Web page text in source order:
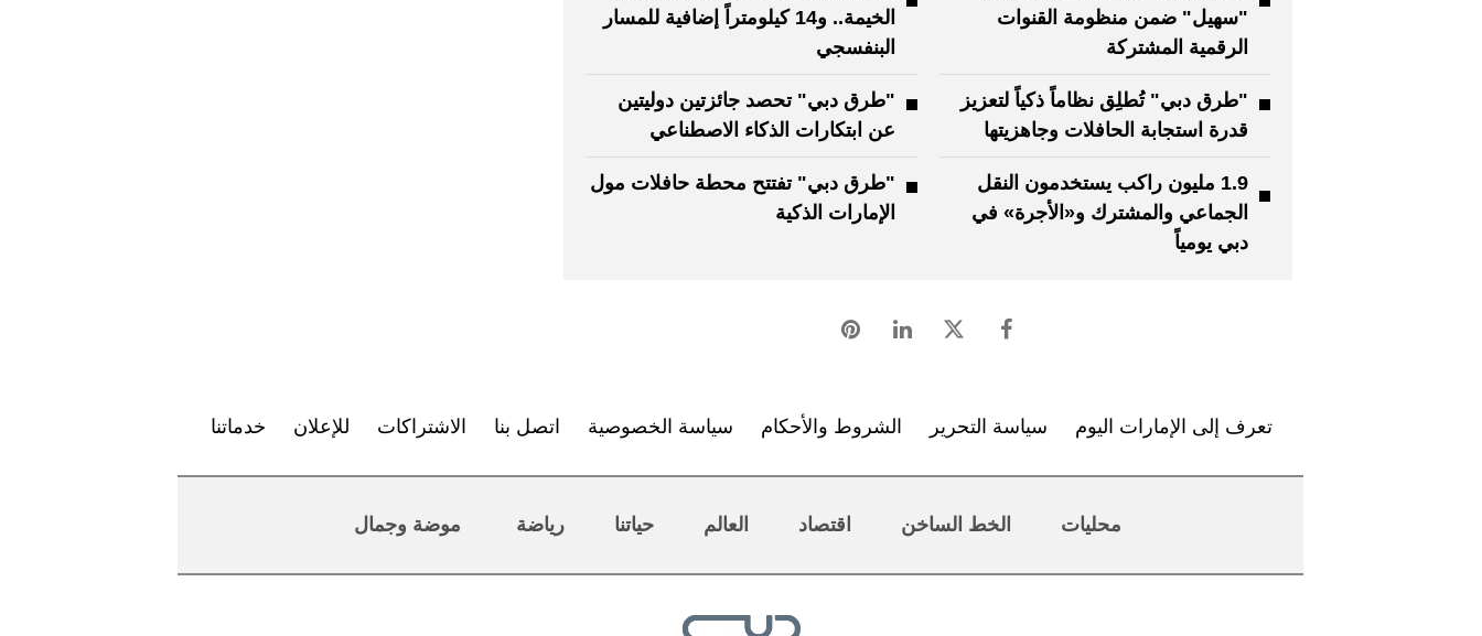
"سهيل" ضمن منظومة القنوات
الرقمية المشتركة
الخيمة.. و14 كيلومتراً إضافية للمسار
البنفسجي
"طرق دبي" تُطلِق نظاماً ذكياً لتعزيز
قدرة استجابة الحافلات وجاهزيتها
"طرق دبي" تحصد جائزتين دوليتين
عن ابتكارات الذكاء الاصطناعي
1.9 مليون راكب يستخدمون النقل
الجماعي والمشترك و«الأجرة» في
دبي يومياً
"طرق دبي" تفتتح محطة حافلات مول
الإمارات الذكية
تعرف إلى الإمارات اليوم سياسة التحرير الشروط والأحكام سياسة الخصوصية اتصل بنا الاشتراكات للإعلان خدماتنا
محليات الخط الساخن اقتصاد العالم حياتنا رياضة موضة وجمال